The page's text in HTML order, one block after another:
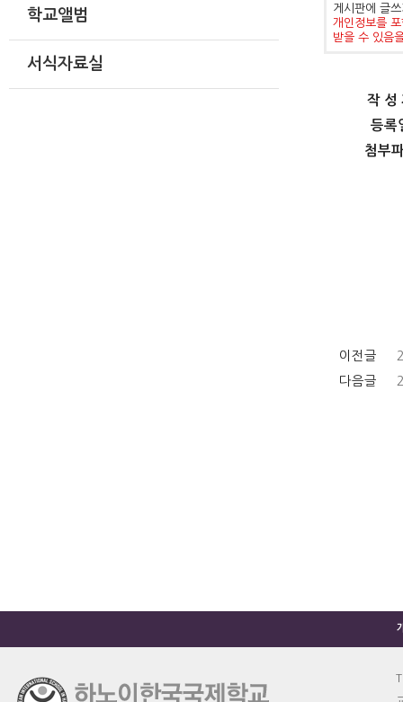
학교앨범
서식자료실
게시판에 글
개인정보를
받을 수 있음
작 성
등록
첨부
이전글
다음글